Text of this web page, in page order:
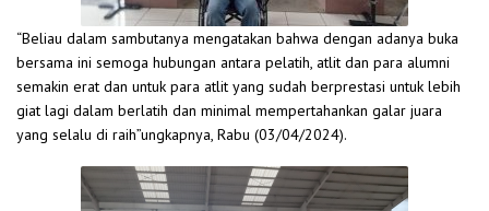
“Beliau dalam sambutanya mengatakan bahwa dengan adanya buka
bersama ini semoga hubungan antara pelatih, atlit dan para alumni
semakin erat dan untuk para atlit yang sudah berprestasi untuk lebih
giat lagi dalam berlatih dan minimal mempertahankan galar juara
yang selalu di raih”ungkapnya, Rabu (03/04/2024).